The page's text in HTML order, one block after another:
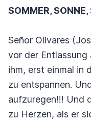
SOMMER,
Señor Olivares
vor der Entlassung
ihm, erst einmal in
zu entspannen.
aufzuregen!!! Und
zu Herzen, als er